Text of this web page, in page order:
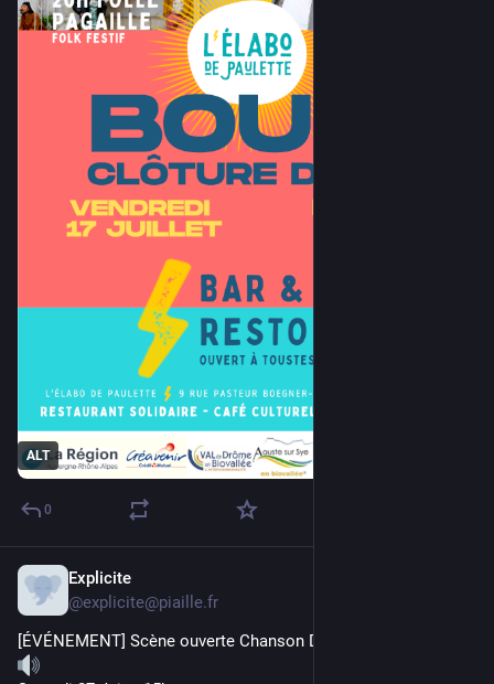
ALT
0
Explicite
@explicite@piaille.fr
[ÉVÉNEMENT] Scène ouverte Chanson Dans la Ville